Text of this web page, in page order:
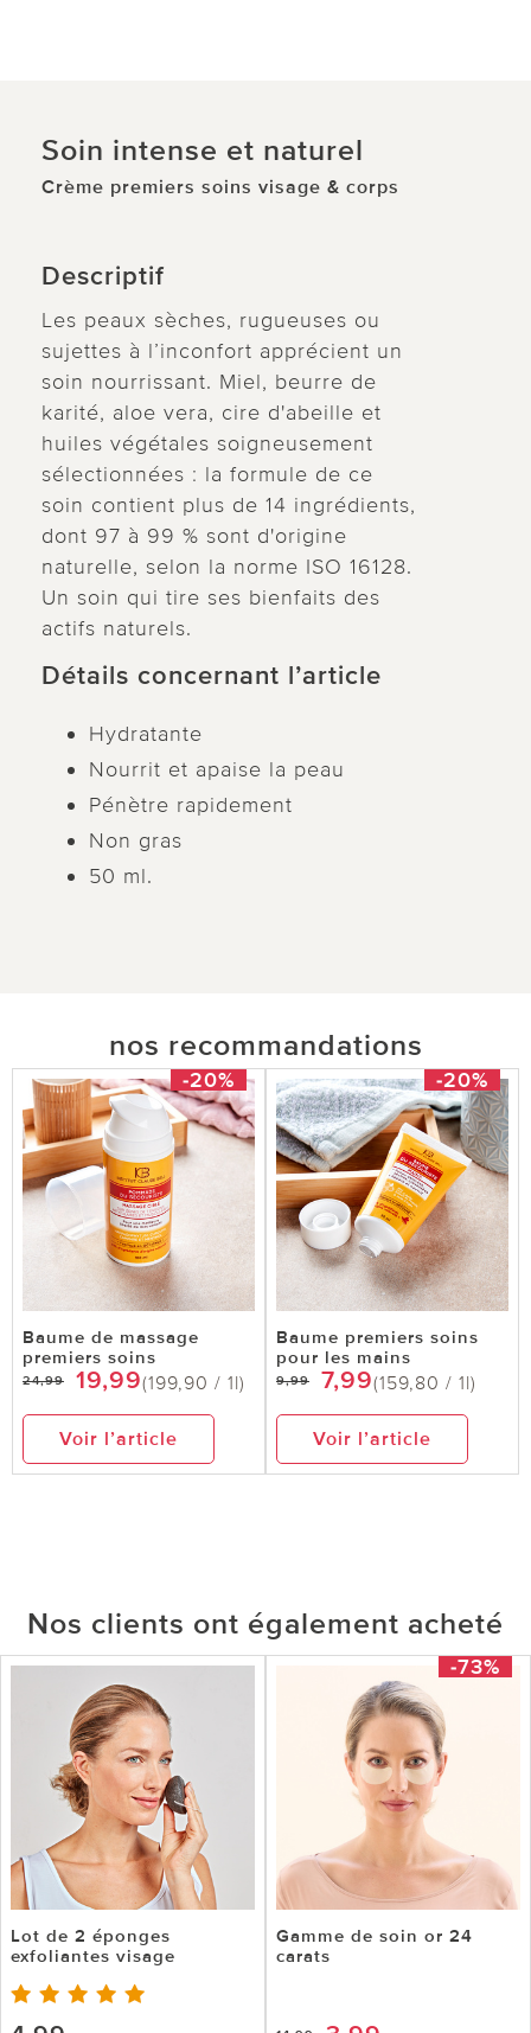
Soin intense et naturel
Crème premiers soins visage & corps
Descriptif
Les peaux sèches, rugueuses ou
sujettes à l’inconfort apprécient un
soin nourrissant. Miel, beurre de
karité, aloe vera, cire d'abeille et
huiles végétales soigneusement
sélectionnées : la formule de ce
soin contient plus de 14 ingrédients,
dont 97 à 99 % sont d'origine
naturelle, selon la norme ISO 16128.
Un soin qui tire ses bienfaits des
actifs naturels.
Détails concernant l’article
Hydratante
Nourrit et apaise la peau
Pénètre rapidement
Non gras
50 ml.
nos recommandations
-20%
Baume de massage
premiers soins
24,99 19,99(199,90 / 1l)
Voir l’article
-20%
Baume premiers soins
pour les mains
9,99 7,99(159,80 / 1l)
Voir l’article
Nos clients ont également acheté
Lot de 2 éponges
exfoliantes visage
-73%
Gamme de soin or 24
carats